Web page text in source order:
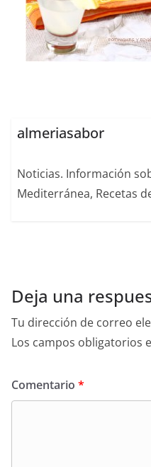
almeriasabor
Noticias. Información
Mediterránea, Recetas
Deja una
Tu dirección de correo
Los campos obligatorios
Comentario *